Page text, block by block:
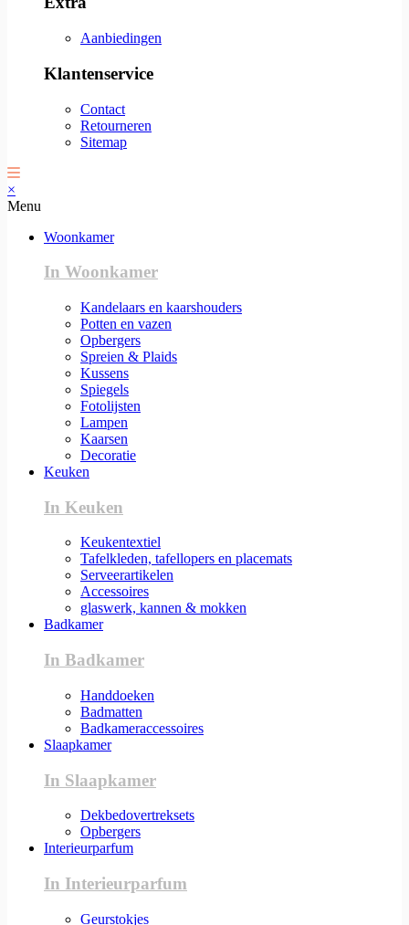
Aanbiedingen
Klantenservice
Contact
Retourneren
Sitemap
×
Menu
Woonkamer
In Woonkamer
Kandelaars en kaarshouders
Potten en vazen
Opbergers
Spreien & Plaids
Kussens
Spiegels
Fotolijsten
Lampen
Kaarsen
Decoratie
Keuken
In Keuken
Keukentextiel
Tafelkleden, tafellopers en placemats
Serveerartikelen
Accessoires
glaswerk, kannen & mokken
Badkamer
In Badkamer
Handdoeken
Badmatten
Badkameraccessoires
Slaapkamer
In Slaapkamer
Dekbedovertreksets
Opbergers
Interieurparfum
In Interieurparfum
Geurstokjes